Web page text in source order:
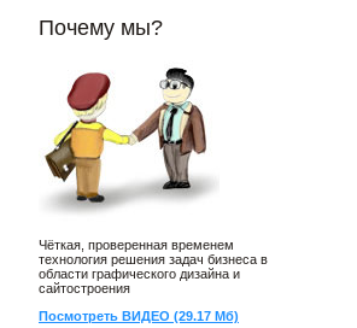
Почему мы?
Чёткая, проверенная временем
технология решения задач бизнеса в
области графического дизайна и
сайтостроения
Посмотреть ВИДЕО (29.17 Мб)